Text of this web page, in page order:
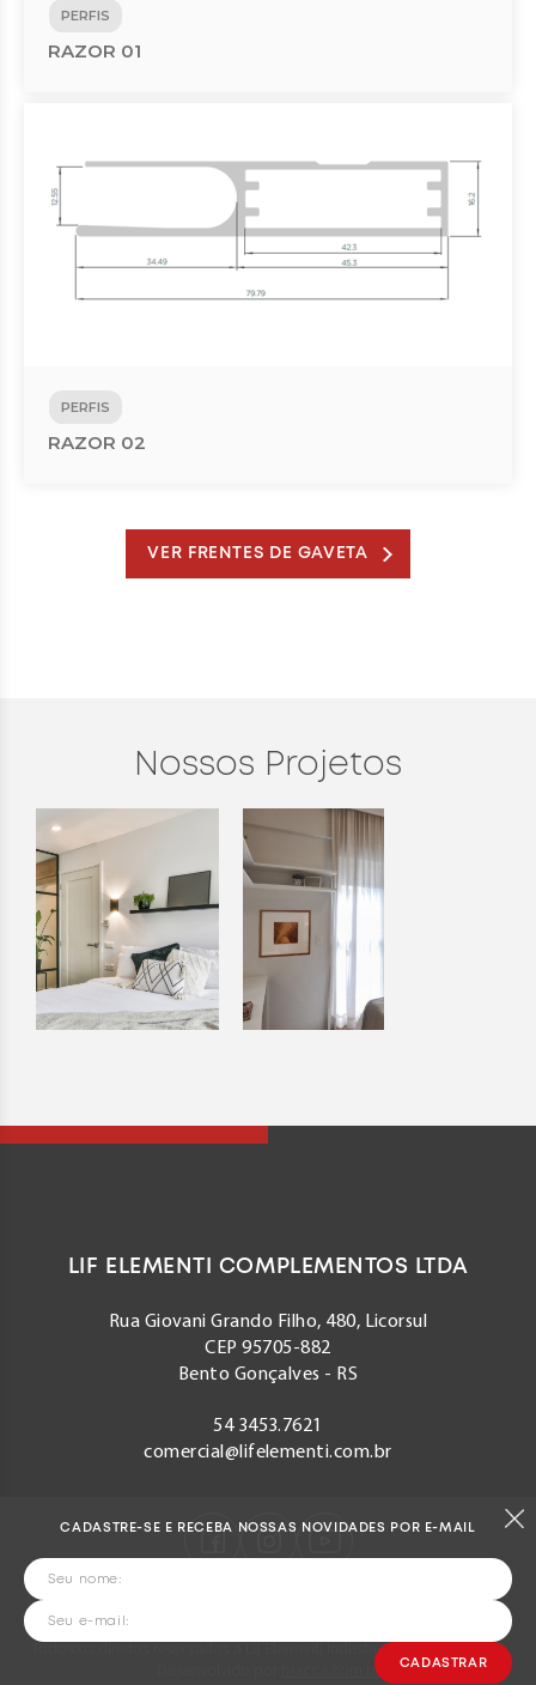
PERFIS
RAZOR 01
PERFIS
RAZOR 02
VER FRENTES DE GAVETA
Nossos Projetos
LIF ELEMENTI COMPLEMENTOS LTDA
Rua Giovani Grando Filho, 480, Licorsul
CEP 95705-882
Bento Gonçalves - RS
54 3453.7621
comercial@lifelementi.com.br
Todos os direitos reservados a Lif Elementi Indústria e Comércio Ltda.
triacca.com.br
CADASTRE-SE E RECEBA NOSSAS NOVIDADES POR E-MAIL